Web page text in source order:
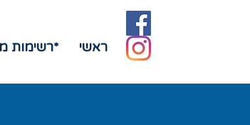
ראשי *רשימות